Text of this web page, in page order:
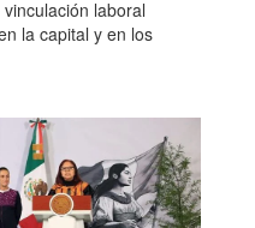
laboral
la capital y en los